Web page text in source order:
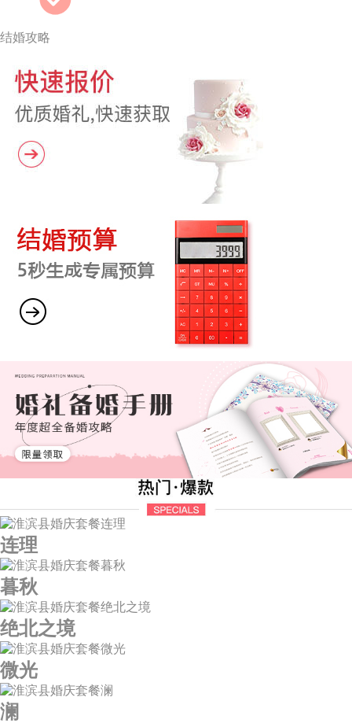
结婚攻略
连理
暮秋
绝北之境
微光
澜